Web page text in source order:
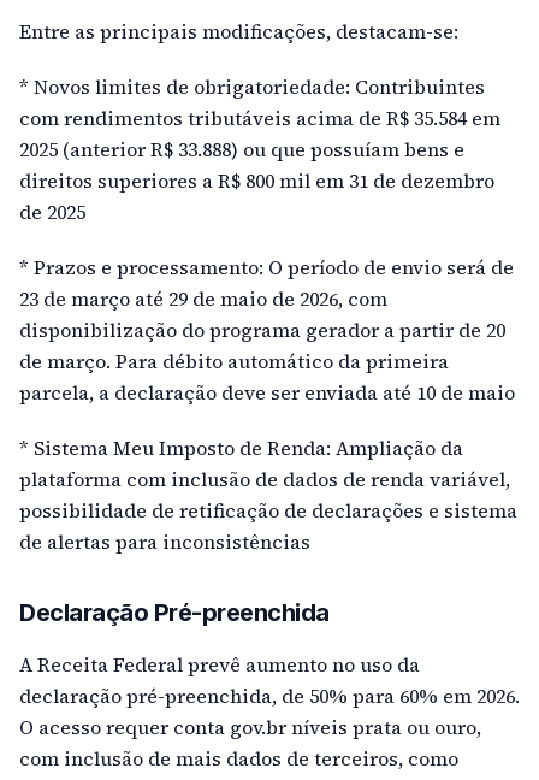
Entre as principais modificações, destacam-se:
* Novos limites de obrigatoriedade: Contribuintes
com rendimentos tributáveis acima de R$ 35.584 em
2025 (anterior R$ 33.888) ou que possuíam bens e
direitos superiores a R$ 800 mil em 31 de dezembro
de 2025
* Prazos e processamento: O período de envio será de
23 de março até 29 de maio de 2026, com
disponibilização do programa gerador a partir de 20
de março. Para débito automático da primeira
parcela, a declaração deve ser enviada até 10 de maio
* Sistema Meu Imposto de Renda: Ampliação da
plataforma com inclusão de dados de renda variável,
possibilidade de retificação de declarações e sistema
de alertas para inconsistências
Declaração Pré-preenchida
A Receita Federal prevê aumento no uso da
declaração pré-preenchida, de 50% para 60% em 2026.
O acesso requer conta gov.br níveis prata ou ouro,
com inclusão de mais dados de terceiros, como